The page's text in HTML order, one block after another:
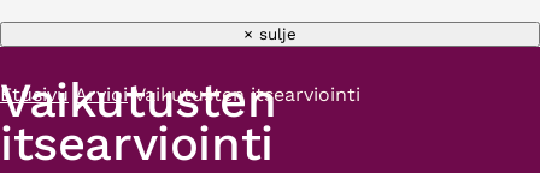
× sulje
Murupolku
Etusivu Arvioi Vaikutusten itsearviointi
Vaikutusten
itsearviointi